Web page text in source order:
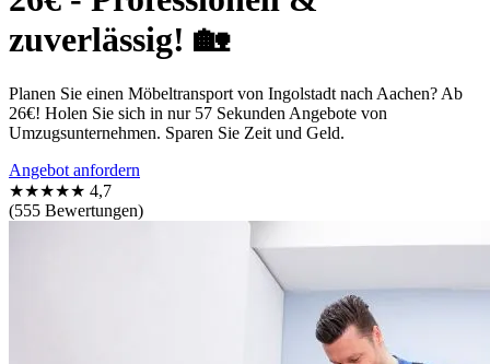
zuverlässig! 🏡
Planen Sie einen Möbeltransport von Ingolstadt nach Aachen? Ab
26€! Holen Sie sich in nur 57 Sekunden Angebote von
Umzugsunternehmen. Sparen Sie Zeit und Geld.
Angebot anfordern
★★★★★ 4,7
(555 Bewertungen)